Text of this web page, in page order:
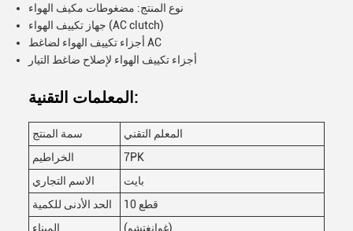
نوع المنتج: مضغوطات مكيف الهواء
جهاز تكييف الهواء (AC clutch)
أجزاء تكييف الهواء لضاغط AC
أجزاء تكييف الهواء لإصلاح ضاغط التيار
المعلمات التقنية:
سمة المنتج
المعلم التقني
الخراطيم
7PK
الاسم التجاري
بايت
الحد الأدنى للكمية
10 قطع
الميناء
(غوانغتشو)